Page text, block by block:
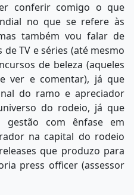
conferir comigo o que
no que se refere às
também vou falar de
TV e séries (até mesmo
de beleza (aqueles
ver e comentar), já que
do ramo e apreciador
do rodeio, já que
com ênfase em
na capital do rodeio
que produzo para
press officer (assessor